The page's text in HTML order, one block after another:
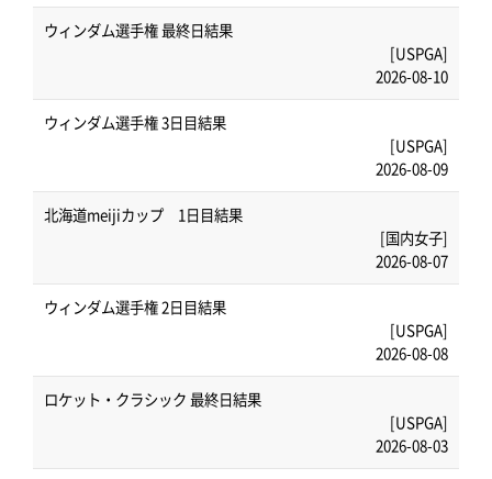
ウィンダム選手権 最終日結果
[USPGA]
2026-08-10
ウィンダム選手権 3日目結果
[USPGA]
2026-08-09
北海道meijiカップ 1日目結果
[国内女子]
2026-08-07
ウィンダム選手権 2日目結果
[USPGA]
2026-08-08
ロケット・クラシック 最終日結果
[USPGA]
2026-08-03